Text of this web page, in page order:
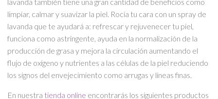
limpiar, calmar y suavizar la piel. Rocía tu cara con un spray de
lavanda que te ayudará a: refrescar y rejuvenecer tu piel,
funciona como astringente, ayuda en la normalización de la
producción de grasa y mejora la circulación aumentando el
flujo de oxígeno y nutrientes a las células de la piel reduciendo
los signos del envejecimiento como arrugas y líneas finas.
En nuestra tienda online encontrarás los siguientes productos